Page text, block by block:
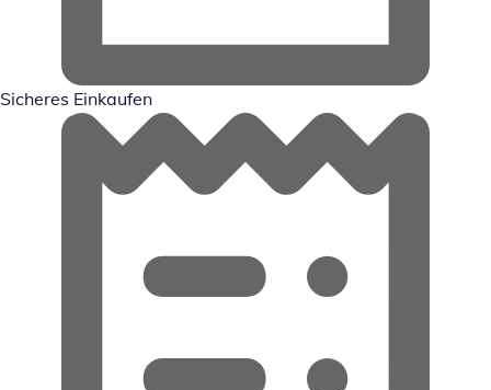
Sicheres Einkaufen